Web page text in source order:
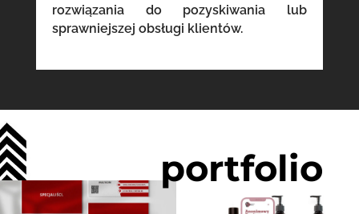
rozwiązania do pozyskiwania lub
sprawniejszej obsługi klientów.
portfolio